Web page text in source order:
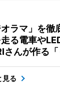
ラマ」を
走る電車や
んが作る「
見る